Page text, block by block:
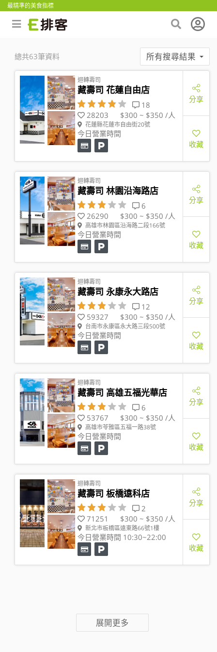
最精準的美食指標
總共63筆資料 所有搜尋結果
迴轉壽司
藏壽司 花蓮自由店
18
28203
$300 ~ $350 /人
花蓮縣花蓮市自由街20號
今日營業時間
分享
收藏
迴轉壽司
藏壽司 林園沿海路店
6
26290
$300 ~ $350 /人
高雄市林園區沿海路二段166號
今日營業時間
分享
收藏
迴轉壽司
藏壽司 永康永大路店
12
59327
$300 ~ $350 /人
台南市永康區永大路三段500號
今日營業時間
分享
收藏
迴轉壽司
藏壽司 高雄五福光華店
6
53767
$300 ~ $350 /人
高雄市苓雅區五福一路38號
今日營業時間
分享
收藏
迴轉壽司
藏壽司 板橋遠科店
2
71251
$300 ~ $350 /人
新北市板橋區遠東路66號1樓
今日營業時間 10:30~22:00
分享
收藏
展開更多